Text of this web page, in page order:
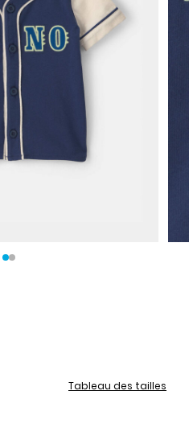
Tableau des tailles